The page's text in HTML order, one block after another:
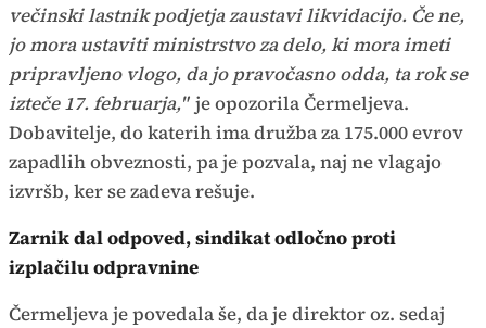
večinski lastnik podjetja zaustavi likvidacijo. Če ne,
jo mora ustaviti ministrstvo za delo, ki mora imeti
pripravljeno vlogo, da jo pravočasno odda, ta rok se
izteče 17. februarja," je opozorila Čermeljeva.
Dobavitelje, do katerih ima družba za 175.000 evrov
zapadlih obveznosti, pa je pozvala, naj ne vlagajo
izvršb, ker se zadeva rešuje.
Zarnik dal odpoved, sindikat odločno proti
izplačilu odpravnine
Čermeljeva je povedala še, da je direktor oz. sedaj